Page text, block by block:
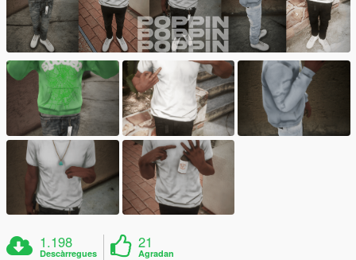
1.198
Descàrregues
21
Agradan